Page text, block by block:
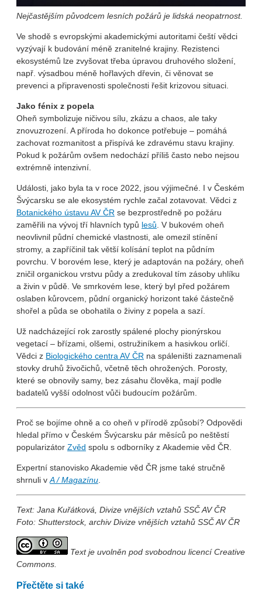
Nejčastějším původcem lesních požárů je lidská neopatrnost.
Ve shodě s evropskými akademickými autoritami čeští vědci
vyzývají k budování méně zranitelné krajiny. Rezistenci
ekosystémů lze zvyšovat třeba úpravou druhového složení,
např. výsadbou méně hořlavých dřevin, či věnovat se
prevenci a připravenosti společnosti řešit krizovou situaci.
Jako fénix z popela
Oheň symbolizuje ničivou sílu, zkázu a chaos, ale taky
znovuzrození. A příroda ho dokonce potřebuje – pomáhá
zachovat rozmanitost a přispívá ke zdravému stavu krajiny.
Pokud k požárům ovšem nedochází příliš často nebo nejsou
extrémně intenzivní.
Události, jako byla ta v roce 2022, jsou výjimečné. I v Českém
Švýcarsku se ale ekosystém rychle začal zotavovat. Vědci z
Botanického ústavu AV ČR se bezprostředně po požáru
zaměřili na vývoj tří hlavních typů lesů . V bukovém oheň
neovlivnil půdní chemické vlastnosti, ale omezil stínění
stromy, a zapříčinil tak větší kolísání teplot na půdním
povrchu. V borovém lese, který je adaptován na požáry, oheň
zničil organickou vrstvu půdy a zredukoval tím zásoby uhlíku
a živin v půdě. Ve smrkovém lese, který byl před požárem
oslaben kůrovcem, půdní organický horizont také částečně
shořel a půda se obohatila o živiny z popela a sazí.
Už nadcházející rok zarostly spálené plochy pionýrskou
vegetací – břízami, olšemi, ostružiníkem a hasivkou orličí.
Vědci z Biologického centra AV ČR na spáleništi zaznamenali
stovky druhů živočichů, včetně těch ohrožených. Porosty,
které se obnovily samy, bez zásahu člověka, mají podle
badatelů vyšší odolnost vůči budoucím požárům.
Proč se bojíme ohně a co oheň v přírodě způsobí? Odpovědi
hledal přímo v Českém Švýcarsku pár měsíců po neštěstí
popularizátor Zvěd spolu s odborníky z Akademie věd ČR.
Expertní stanovisko Akademie věd ČR jsme také stručně
shrnuli v A / Magazínu
Text: Jana Kuřátková , Divize vnějších vztahů SSČ AV ČR
Foto: Shutterstock, archiv Divize vnějších vztahů SSČ AV ČR
Text je uvolněn pod svobodnou licencí Creative
Commons.
Přečtěte si také